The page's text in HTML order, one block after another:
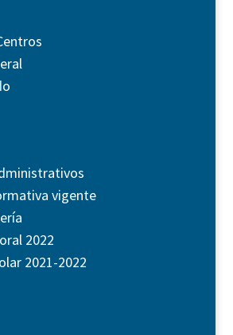
vigente
2022
2021-2022